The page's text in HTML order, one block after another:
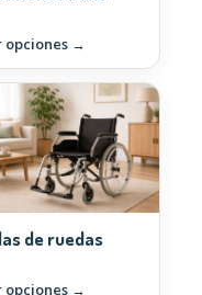
opciones →
de ruedas
opciones →